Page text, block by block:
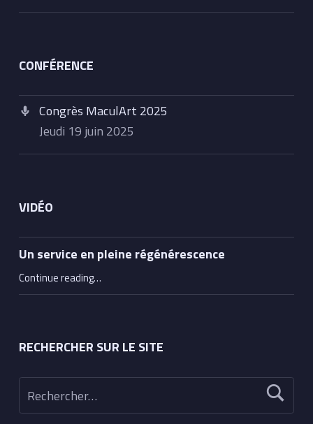
CONFÉRENCE
Congrès MaculArt 2025
jeudi 19 juin 2025
VIDÉO
Un service en pleine régénérescence
Continue reading“Un service en pleine régénérescence”
…
RECHERCHER SUR LE SITE
Rechercher :